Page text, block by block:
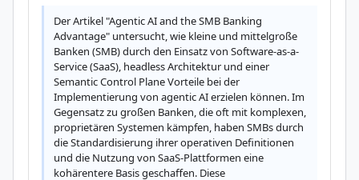
Der Artikel "Agentic AI and the SMB Banking
Advantage" untersucht, wie kleine und mittelgroße
Banken (SMB) durch den Einsatz von Software-as-a-
Service (SaaS), headless Architektur und einer
Semantic Control Plane Vorteile bei der
Implementierung von agentic AI erzielen können. Im
Gegensatz zu großen Banken, die oft mit komplexen,
proprietären Systemen kämpfen, haben SMBs durch
die Standardisierung ihrer operativen Definitionen
und die Nutzung von SaaS-Plattformen eine
kohärentere Basis geschaffen. Diese